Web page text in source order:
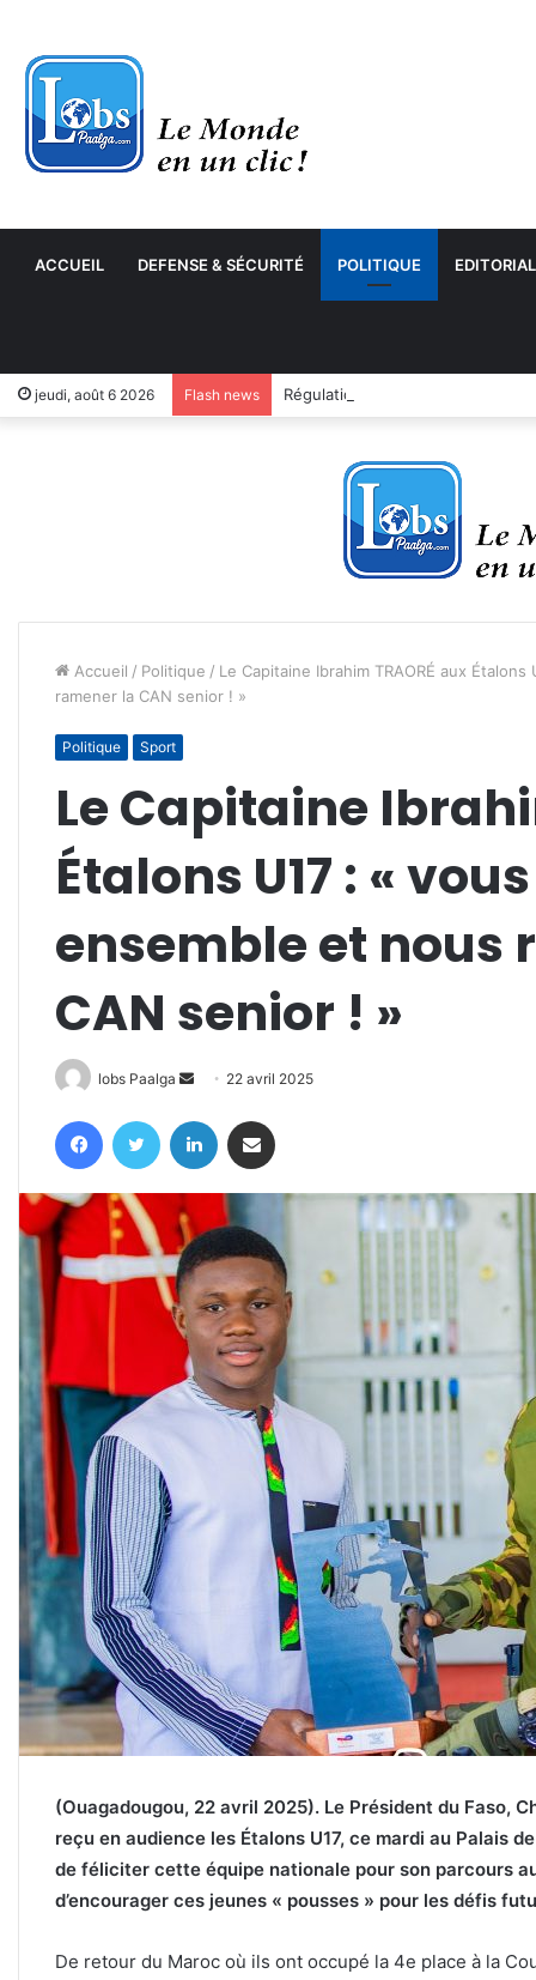
ACCUEIL DEFENSE & SÉCURITÉ POLITIQUE EDITORIAL
jeudi, août 6 2026 Flash news
Accueil / Politique / Le Capitaine Ibrahim TRAORÉ aux
ramener la CAN senior ! »
Politique Sport
Le Capitaine
Étalons U17 : «
ensemble et nous
CAN senior ! »
lobs Paalga
Envoyer
courriel
22 avril 2025
FacebookTwitter Linkedin
(Ouagadougou, 22 avril 2025). Le Président du Faso,
reçu en audience les Étalons U17, ce mardi au Palais
de féliciter cette équipe nationale pour son parcours
d’encourager ces jeunes « pousses » pour les défis
De retour du Maroc où ils ont occupé la 4e place à la